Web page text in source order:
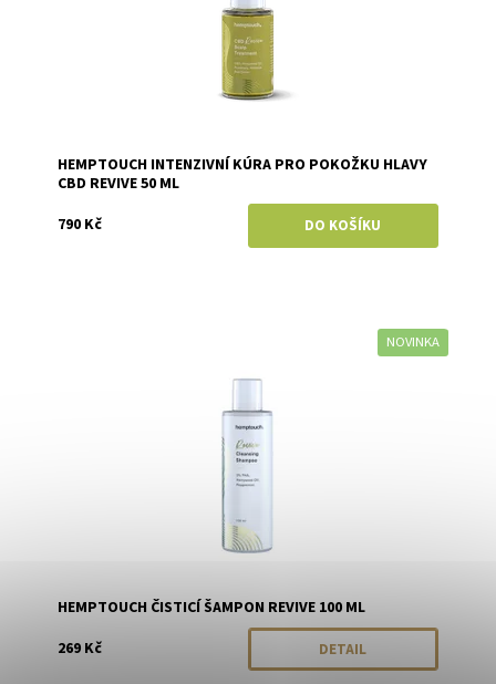
HEMPTOUCH INTENZIVNÍ KÚRA PRO POKOŽKU HLAVY
CBD REVIVE 50 ML
790 Kč
NOVINKA
HEMPTOUCH ČISTICÍ ŠAMPON REVIVE 100 ML
269 Kč
DETAIL